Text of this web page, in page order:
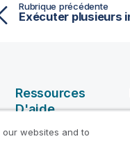
Rubrique précédente
Ressources
D'aide
Vidéos Qlik Help
websites and to